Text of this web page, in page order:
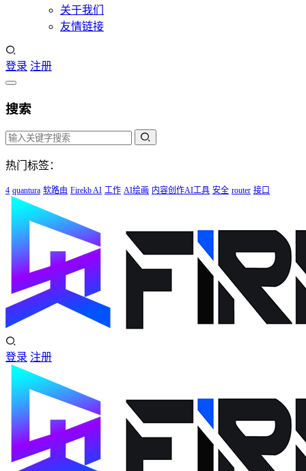
关于我们
友情链接
登录 注册
搜索
热门标签：
4 quantura 软路由 Firekb AI 工作 AI绘画 内容创作AI工具 安全 router 接口
登录 注册